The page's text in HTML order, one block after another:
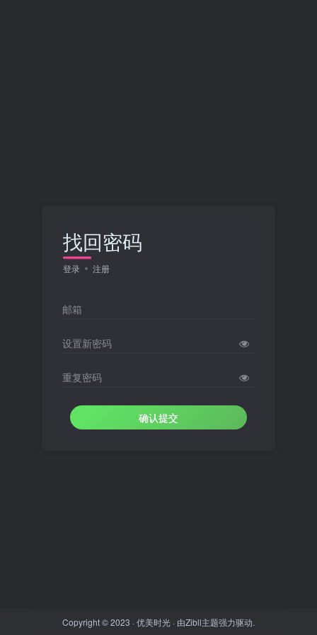
找回密码
登录 注册
邮箱
设置新密码
重复密码
确认提交
Copyright © 2023 ·优美时光 · 由Zibll主题强力驱动.